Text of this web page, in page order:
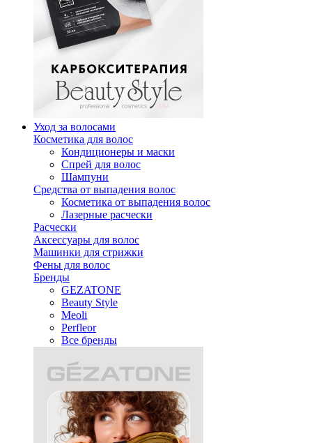
Уход за волосами
Косметика для волос
Кондиционеры и маски
Спрей для волос
Шампуни
Средства от выпадения волос
Косметика от выпадения волос
Лазерные расчески
Расчески
Аксессуары для волос
Машинки для стрижки
Фены для волос
Бренды
GEZATONE
Beauty Style
Meoli
Perfleor
Все бренды